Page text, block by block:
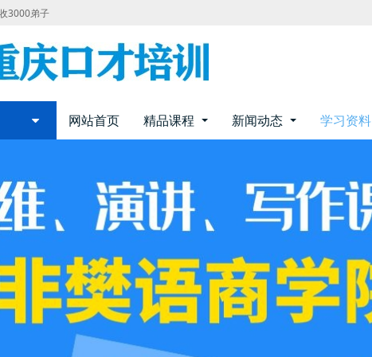
3000弟子
网站首页 精品课程 新闻动态 学习资料